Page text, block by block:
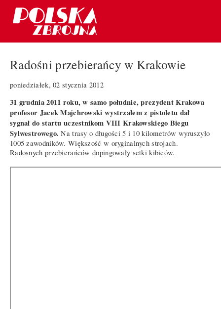
Radośni przebierańcy w Krakowie
poniedziałek, 02 stycznia 2012
31 grudnia 2011 roku, w samo południe, prezydent Krakowa
profesor Jacek Majchrowski wystrzałem z pistoletu dał
sygnał do startu uczestnikom VIII Krakowskiego Biegu
Sylwestrowego. Na trasy o długości 5 i 10 kilometrów wyruszyło
1005 zawodników. Większość w oryginalnych strojach.
Radosnych przebierańców dopingowały setki kibiców.